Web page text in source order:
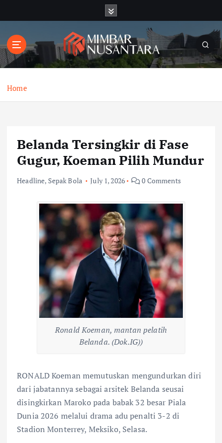
t
o
Home
Belanda Tersingkir di Fase
Gugur, Koeman Pilih Mundur
Headline, Sepak Bola July 1, 2026 0 Comments
Ronald Koeman, mantan pelatih
Belanda. (Dok.IG))
RONALD Koeman memutuskan mengundurkan diri
dari jabatannya sebagai arsitek Belanda seusai
disingkirkan Maroko pada babak 32 besar Piala
Dunia 2026 melalui drama adu penalti 3-2 di
Stadion Monterrey, Meksiko, Selasa.